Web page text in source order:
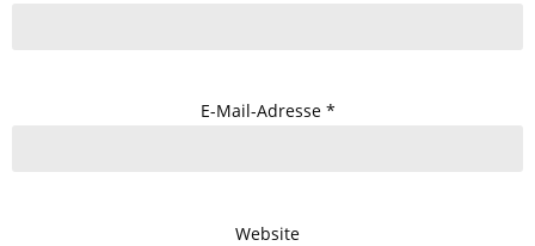
E-Mail-Adresse *
Website